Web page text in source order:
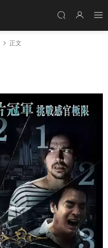
正文